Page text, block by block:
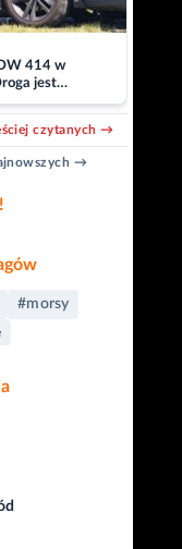
414 w
jest
czytanych →
→
#morsy